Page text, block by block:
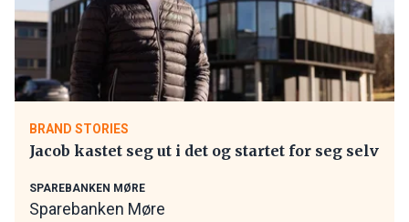
BRAND STORIES
Jacob kastet seg ut i det og startet for seg selv
SPAREBANKEN MØRE
Sparebanken Møre